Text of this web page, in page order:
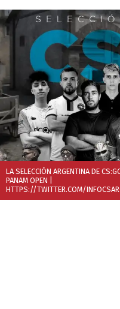
LA SELECCIÓN ARGENTINA DE
PANAM OPEN
HTTPS://TWITTER.COM/